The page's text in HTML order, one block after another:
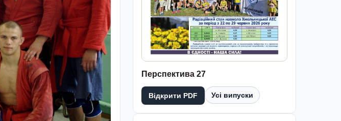
Перспектива 27
Відкрити PDF Усі випуски